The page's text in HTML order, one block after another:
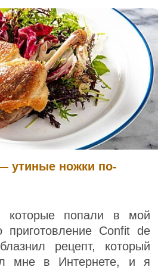
утиные ножки по-
которые попали в мой
Confit de
рецепт, который
мне в Интернете, и я